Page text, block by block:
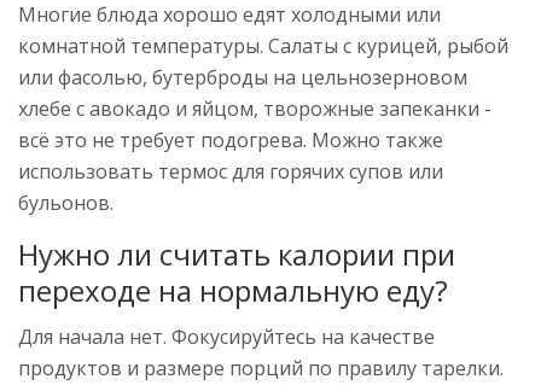
Многие блюда хорошо едят холодными или
комнатной температуры. Салаты с курицей, рыбой
или фасолью, бутерброды на цельнозерновом
хлебе с авокадо и яйцом, творожные запеканки -
всё это не требует подогрева. Можно также
использовать термос для горячих супов или
бульонов.
Нужно ли считать калории при
переходе на нормальную еду?
Для начала нет. Фокусируйтесь на качестве
продуктов и размере порций по правилу тарелки.